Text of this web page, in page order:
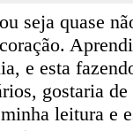
seja quase
e esta
gostaria
leitura e